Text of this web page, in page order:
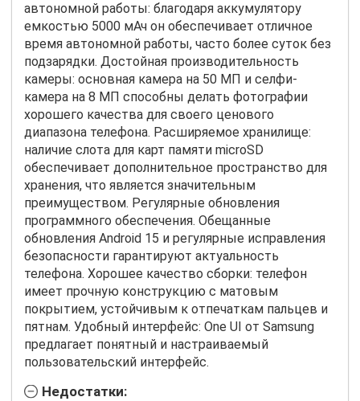
автономной работы: благодаря аккумулятору
емкостью 5000 мАч он обеспечивает отличное
время автономной работы, часто более суток без
подзарядки. Достойная производительность
камеры: основная камера на 50 МП и селфи-
камера на 8 МП способны делать фотографии
хорошего качества для своего ценового
диапазона телефона. Расширяемое хранилище:
наличие слота для карт памяти microSD
обеспечивает дополнительное пространство для
хранения, что является значительным
преимуществом. Регулярные обновления
программного обеспечения. Обещанные
обновления Android 15 и регулярные исправления
безопасности гарантируют актуальность
телефона. Хорошее качество сборки: телефон
имеет прочную конструкцию с матовым
покрытием, устойчивым к отпечаткам пальцев и
пятнам. Удобный интерфейс: One UI от Samsung
предлагает понятный и настраиваемый
пользовательский интерфейс.
Недостатки: